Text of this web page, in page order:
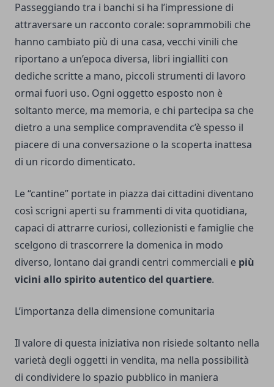
Passeggiando tra i banchi si ha l’impressione di
attraversare un racconto corale: soprammobili che
hanno cambiato più di una casa, vecchi vinili che
riportano a un’epoca diversa, libri ingialliti con
dediche scritte a mano, piccoli strumenti di lavoro
ormai fuori uso. Ogni oggetto esposto non è
soltanto merce, ma memoria, e chi partecipa sa che
dietro a una semplice compravendita c’è spesso il
piacere di una conversazione o la scoperta inattesa
di un ricordo dimenticato.
Le “cantine” portate in piazza dai cittadini diventano
così scrigni aperti su frammenti di vita quotidiana,
capaci di attrarre curiosi, collezionisti e famiglie che
scelgono di trascorrere la domenica in modo
diverso, lontano dai grandi centri commerciali e più
vicini allo spirito autentico del quartiere.
L’importanza della dimensione comunitaria
Il valore di questa iniziativa non risiede soltanto nella
varietà degli oggetti in vendita, ma nella possibilità
di condividere lo spazio pubblico in maniera